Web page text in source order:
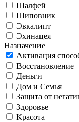
Шалфей
Шиповник
Эвкалипт
Эхинацея
Назначение
Активация
Восстановление
Деньги
Дом и Семья
Защита от
Здоровье
Красота